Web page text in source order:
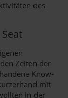
des
Zeiten der
Know-
mit
in der